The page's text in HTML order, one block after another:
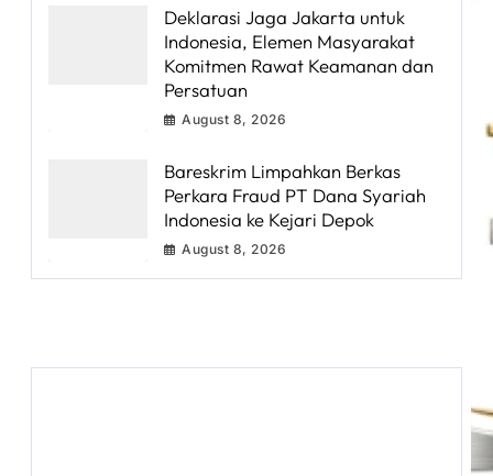
Deklarasi Jaga Jakarta untuk
Indonesia, Elemen Masyarakat
Komitmen Rawat Keamanan dan
Persatuan
August 8, 2026
Bareskrim Limpahkan Berkas
Perkara Fraud PT Dana Syariah
Indonesia ke Kejari Depok
August 8, 2026